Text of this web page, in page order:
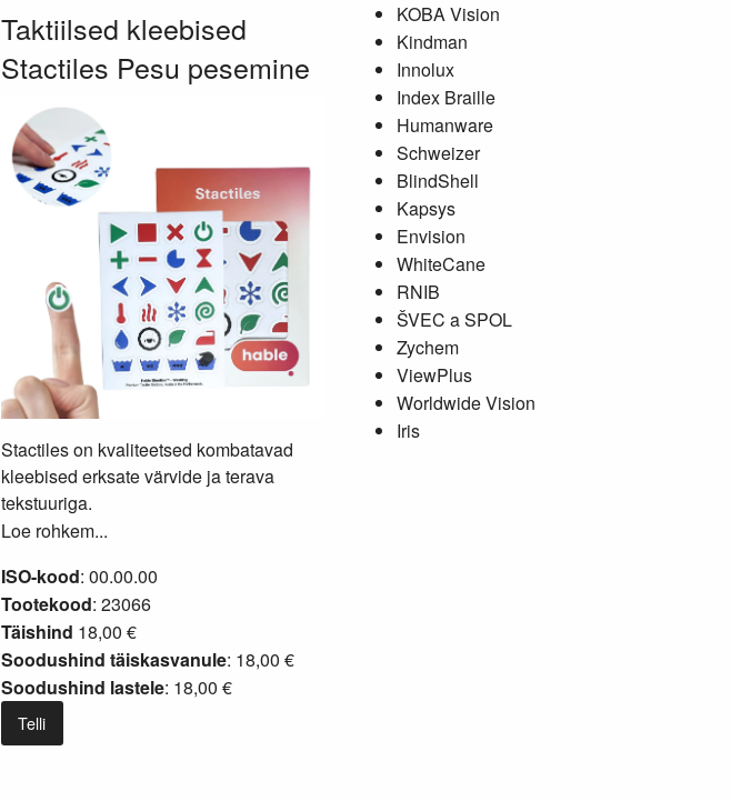
Taktiilsed kleebised
Stactiles Pesu pesemine
Stactiles on kvaliteetsed kombatavad
kleebised erksate värvide ja terava
tekstuuriga.
Loe rohkem...
ISO-kood: 00.00.00
Tootekood: 23066
Täishind 18,00 €
Soodushind täiskasvanule: 18,00 €
Soodushind lastele: 18,00 €
Telli
KOBA Vision
Kindman
Innolux
Index Braille
Humanware
Schweizer
BlindShell
Kapsys
Envision
WhiteCane
RNIB
ŠVEC a SPOL
Zychem
ViewPlus
Worldwide Vision
Iris